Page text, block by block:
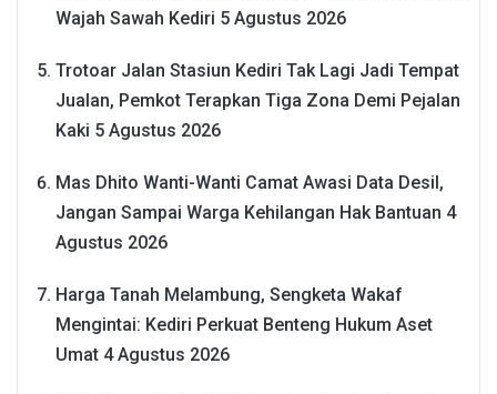
Wajah Sawah Kediri 5 Agustus 2026
Trotoar Jalan Stasiun Kediri Tak Lagi Jadi Tempat
Jualan, Pemkot Terapkan Tiga Zona Demi Pejalan
Kaki 5 Agustus 2026
Mas Dhito Wanti-Wanti Camat Awasi Data Desil,
Jangan Sampai Warga Kehilangan Hak Bantuan 4
Agustus 2026
Harga Tanah Melambung, Sengketa Wakaf
Mengintai: Kediri Perkuat Benteng Hukum Aset
Umat 4 Agustus 2026